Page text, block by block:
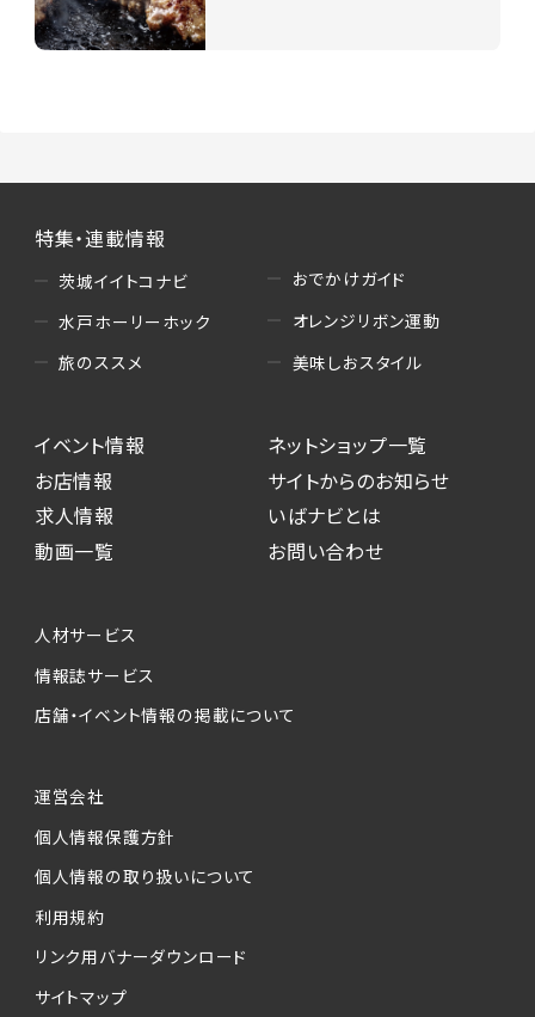
特集・連載情報
茨城イイトコナビ
水戸ホーリーホック
旅のススメ
おでかけガイド
オレンジリボン運動
美味しおスタイル
イベント情報
お店情報
求人情報
動画一覧
ネットショップ一覧
サイトからのお知らせ
いばナビとは
お問い合わせ
人材サービス
情報誌サービス
店舗・イベント情報の掲載について
運営会社
個人情報保護方針
個人情報の取り扱いについて
利用規約
リンク用バナーダウンロード
サイトマップ